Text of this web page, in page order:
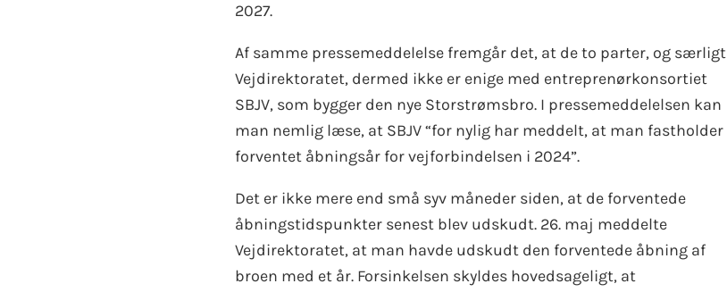
2027.
Af samme pressemeddelelse fremgår det, at de to parter, og særligt
Vejdirektoratet, dermed ikke er enige med entreprenørkonsortiet
SBJV, som bygger den nye Storstrømsbro. I pressemeddelelsen kan
man nemlig læse, at SBJV “for nylig har meddelt, at man fastholder
forventet åbningsår for vejforbindelsen i 2024”.
Det er ikke mere end små syv måneder siden, at de forventede
åbningstidspunkter senest blev udskudt. 26. maj meddelte
Vejdirektoratet, at man havde udskudt den forventede åbning af
broen med et år. Forsinkelsen skyldes hovedsageligt, at